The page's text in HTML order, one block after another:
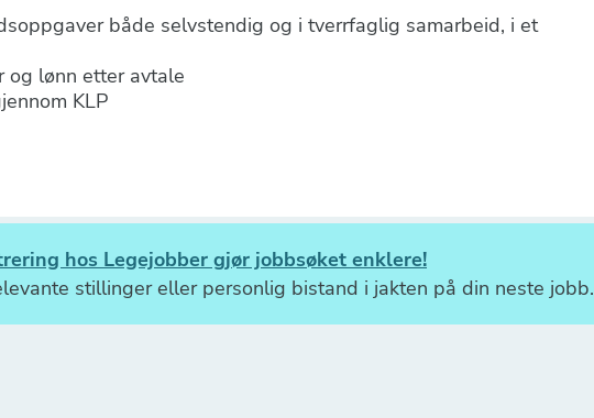
både selvstendig og i tverrfaglig samarbeid, i et
og lønn etter avtale
KLP
hos Legejobber gjør jobbsøket enklere!
stillinger eller personlig bistand i jakten på din neste jobb.